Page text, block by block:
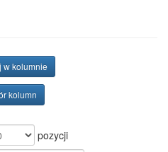
w kolumnie
kolumn
pozycji